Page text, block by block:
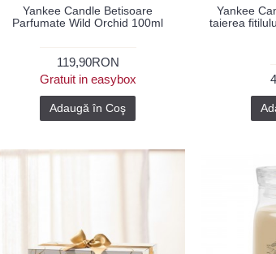
Yankee Candle Betisoare
Parfumate Wild Orchid 100ml
119,90RON
Gratuit in easybox
Adaugă în Coş
Yankee
taierea